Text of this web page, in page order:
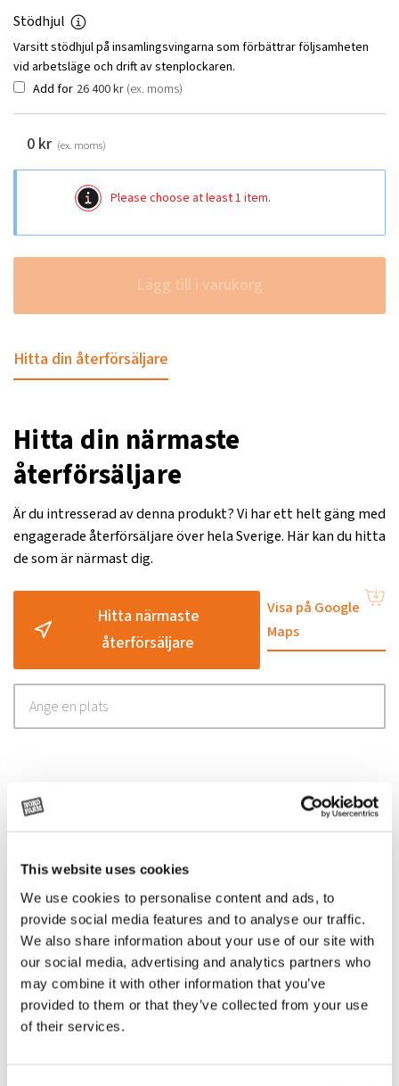
This website uses cookies
We use cookies to personalise content and ads, to
provide social media features and to analyse our traffic.
We also share information about your use of our site with
our social media, advertising and analytics partners who
may combine it with other information that you’ve
provided to them or that they’ve collected from your use
of their services.
Stödhjul
Varsitt stödhjul på insamlingsvingarna som förbättrar följsamheten
vid arbetsläge och drift av stenplockaren.
Add for 26 400kr (ex. moms)
0 kr (ex. moms)
Please choose at least 1 item.
Lägg till i varukorg
Hitta din återförsäljare
Hitta din närmaste
återförsäljare
Är du intresserad av denna produkt? Vi har ett helt gäng med
engagerade återförsäljare över hela Sverige. Här kan du hitta
de som är närmast dig.
Hitta närmaste
återförsäljare
Visa på Google
Maps
Relaterade
produkter